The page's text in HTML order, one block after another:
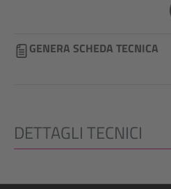
GENERA SCHEDA TECNICA
DETTAGLI TECNICI